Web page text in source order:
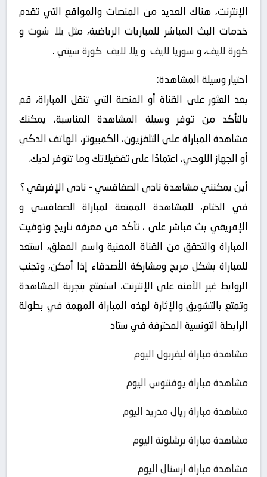
الإنترنت، هناك العديد من المنصات والمواقع التي تقدم
خدمات البث المباشر للمباريات الرياضية، مثل يلا شوتو
كورة لايف، وسوريا لايف ويلا لايف كورة سيتي.
اختيار وسيلة المشاهدة:
بعد العثور على القناة أو المنصة التي تنقل المباراة، قم
بالتأكد من توفر وسيلة المشاهدة المناسبة، يمكنك
مشاهدة المباراة على التلفزيون، الكمبيوتر، الهاتف الذكي
أو الجهاز اللوحي، اعتمادًا على تفضيلاتك وما تتوفر لديك.
أين يمكنني مشاهدة ‎نادى الصفاقسي – نادى الإفريقي ؟
في الختام، للمشاهدة الممتعة لمباراة الصفاقسي و
الإفريقي بث مباشر على ، تأكد من معرفة تاريخ وتوقيت
المباراة والتحقق من القناة المعنية واسم المعلق، استعد
للمباراة بشكل مريح ومشاركة الأصدقاء إذا أمكن، وتجنب
الروابط غير الآمنة على الإنترنت، استمتع بتجربة المشاهدة
وتمتع بالتشويق والإثارة لهذه المباراة المهمة في بطولة
الرابطة التونسية المحترفة في ستاد
مشاهدة مباراة ليفربول اليوم
مشاهدة مباراة يوفنتوس اليوم
مشاهدة مباراة ريال مدريد اليوم
مشاهدة مباراة برشلونة اليوم
مشاهدة مباراة ارسنال اليوم